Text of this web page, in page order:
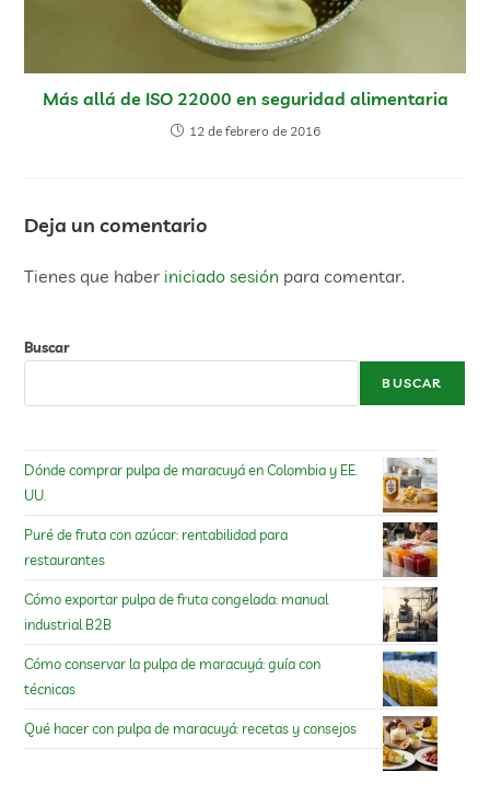
Más allá de ISO 22000 en seguridad alimentaria
12 de febrero de 2016
Deja un comentario
Tienes que haber iniciado sesión para comentar.
Buscar
BUSCAR
Dónde comprar pulpa de maracuyá en Colombia y EE.
UU.
Puré de fruta con azúcar: rentabilidad para
restaurantes
Cómo exportar pulpa de fruta congelada: manual
industrial B2B
Cómo conservar la pulpa de maracuyá: guía con
técnicas
Qué hacer con pulpa de maracuyá: recetas y consejos